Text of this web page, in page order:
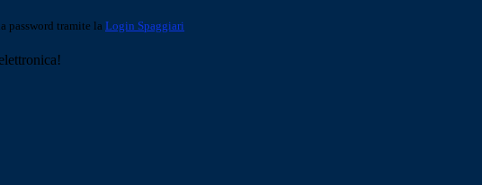
password tramite la Login Spaggiari